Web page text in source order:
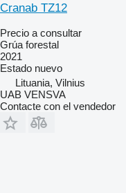
Cranab TZ12
Precio a consultar
Grúa forestal
2021
Estado nuevo
Lituania, Vilnius
UAB VENSVA
Contacte con el vendedor